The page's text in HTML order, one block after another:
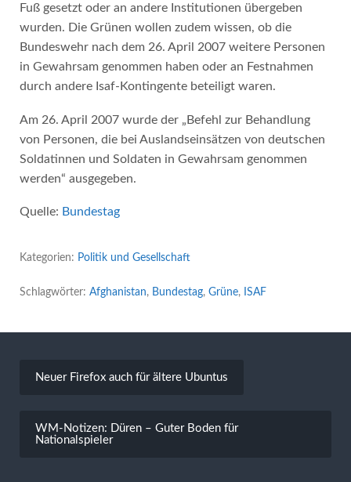
Fuß gesetzt oder an andere Institutionen übergeben
wurden. Die Grünen wollen zudem wissen, ob die
Bundeswehr nach dem 26. April 2007 weitere Personen
in Gewahrsam genommen haben oder an Festnahmen
durch andere Isaf-Kontingente beteiligt waren.
Am 26. April 2007 wurde der „Befehl zur Behandlung
von Personen, die bei Auslandseinsätzen von deutschen
Soldatinnen und Soldaten in Gewahrsam genommen
werden“ ausgegeben.
Quelle: Bundestag
Kategorien: Politik und Gesellschaft
Schlagwörter: Afghanistan, Bundestag, Grüne, ISAF
Neuer Firefox auch für ältere Ubuntus
WM-Notizen: Düren – Guter Boden für
Nationalspieler